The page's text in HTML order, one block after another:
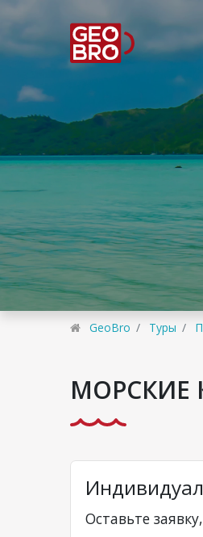
GeoBro Туры
МОРСКИЕ
Оставьте